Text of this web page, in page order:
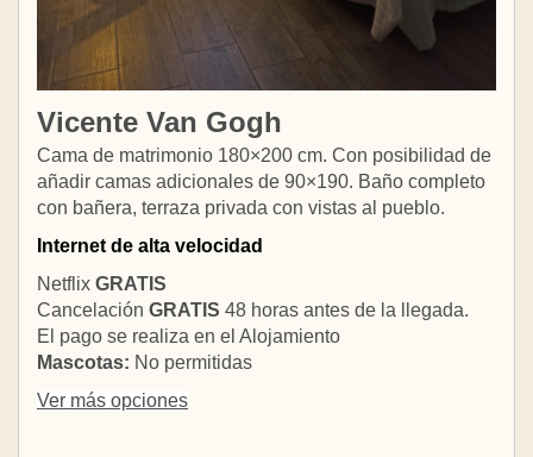
Vicente Van Gogh
Cama de matrimonio 180×200 cm. Con posibilidad de
añadir camas adicionales de 90×190. Baño completo
con bañera, terraza privada con vistas al pueblo.
Internet de alta velocidad
Netflix GRATIS
Cancelación GRATIS 48 horas antes de la llegada.
El pago se realiza en el Alojamiento
Mascotas: No permitidas
Ver más opciones